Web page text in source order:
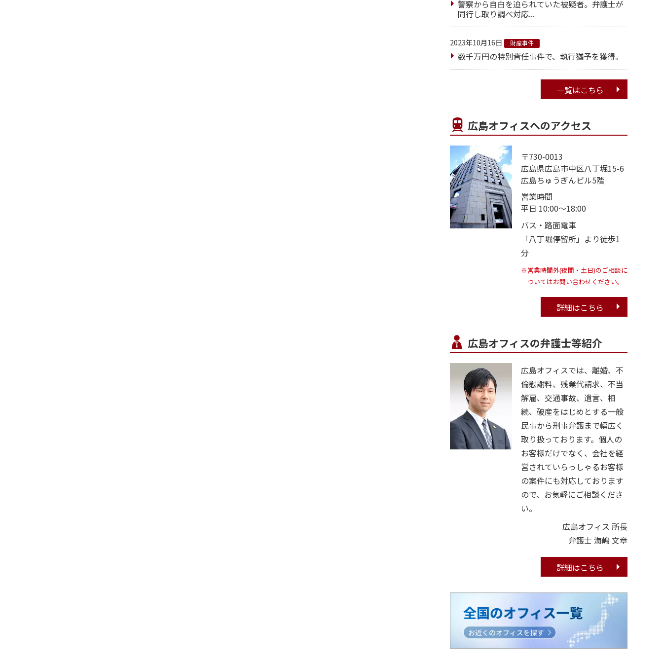
警察から自白を迫られていた被疑者。弁護士が
同行し取り調べ対応...
2023年10月16日 財産事件
数千万円の特別背任事件で、執行猶予を獲得。
一覧はこちら
広島オフィスへのアクセス
〒730-0013
広島県広島市中区八丁堀15-6
広島ちゅうぎんビル5階
営業時間
平日 10:00～18:00
バス・路面電車
「八丁堀停留所」より徒歩1
分
※営業時間外(夜間・土日)のご相談に
ついてはお問い合わせください。
詳細はこちら
広島オフィスの弁護士等紹介
広島オフィスでは、離婚、不
倫慰謝料、残業代請求、不当
解雇、交通事故、遺言、相
続、破産をはじめとする一般
民事から刑事弁護まで幅広く
取り扱っております。個人の
お客様だけでなく、会社を経
営されていらっしゃるお客様
の案件にも対応しております
ので、お気軽にご相談くださ
い。
広島オフィス 所長
弁護士 海嶋 文章
詳細はこちら